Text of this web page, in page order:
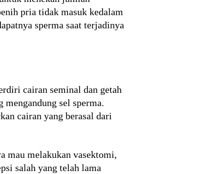
pria tidak masuk kedalam
sperma saat terjadinya
cairan seminal dan getah
sel sperma.
cairan yang berasal dari
mau melakukan vasektomi,
salah yang telah lama